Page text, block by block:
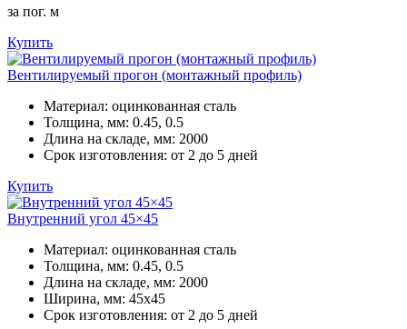
за пог. м
Купить
Вентилируемый прогон (монтажный профиль)
Материал: оцинкованная сталь
Толщина, мм: 0.45, 0.5
Длина на складе, мм: 2000
Срок изготовления: от 2 до 5 дней
Купить
Внутренний угол 45×45
Материал: оцинкованная сталь
Толщина, мм: 0.45, 0.5
Длина на складе, мм: 2000
Ширина, мм: 45х45
Срок изготовления: от 2 до 5 дней